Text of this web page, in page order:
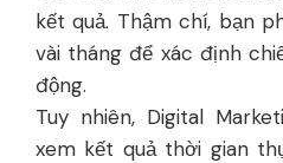
kết quả. Thậm chí, bạn
vài tháng để xác định
động.
Tuy nhiên, Digital
xem kết quả thời gian